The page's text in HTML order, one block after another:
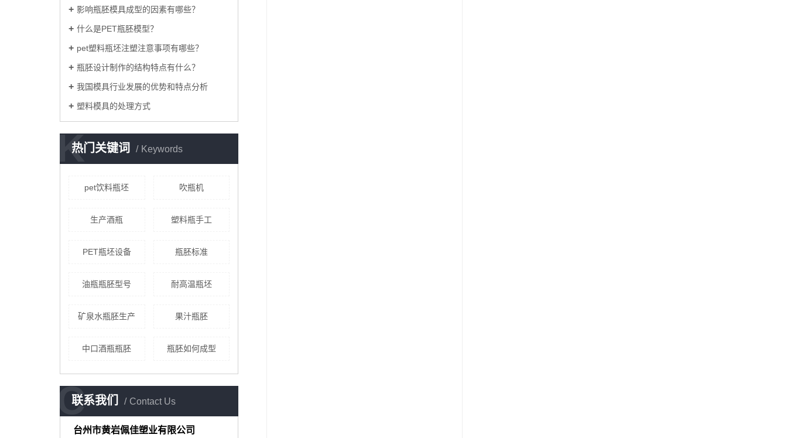
影响瓶胚模具成型的因素有哪些？
什么是PET瓶胚模型？
pet塑料瓶坯注塑注意事项有哪些？
瓶胚设计制作的结构特点有什么？
我国模具行业发展的优势和特点分析
塑料模具的处理方式
热门关键词 Keywords
K
pet饮料瓶坯 吹瓶机
生产酒瓶 塑料瓶手工
PET瓶坯设备 瓶胚标准
油瓶瓶胚型号 耐高温瓶坯
矿泉水瓶胚生产 果汁瓶胚
中口酒瓶瓶胚 瓶胚如何成型
联系我们 Contact Us
C
台州市黄岩佩佳塑业有限公司